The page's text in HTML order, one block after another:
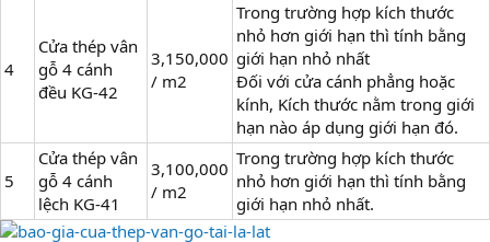
4
Cửa thép vân
gỗ 4 cánh
đều KG-42
3,150,000
/ m2
Trong trường hợp kích thước
nhỏ hơn giới hạn thì tính bằng
giới hạn nhỏ nhất
Đối với cửa cánh phẳng hoặc
kính, Kích thước nằm trong giới
hạn nào áp dụng giới hạn đó.
5
Cửa thép vân
gỗ 4 cánh
lệch KG-41
3,100,000
/ m2
Trong trường hợp kích thước
nhỏ hơn giới hạn thì tính bằng
giới hạn nhỏ nhất.